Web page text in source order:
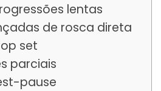
lentas
de rosca direta
set
parciais
pause